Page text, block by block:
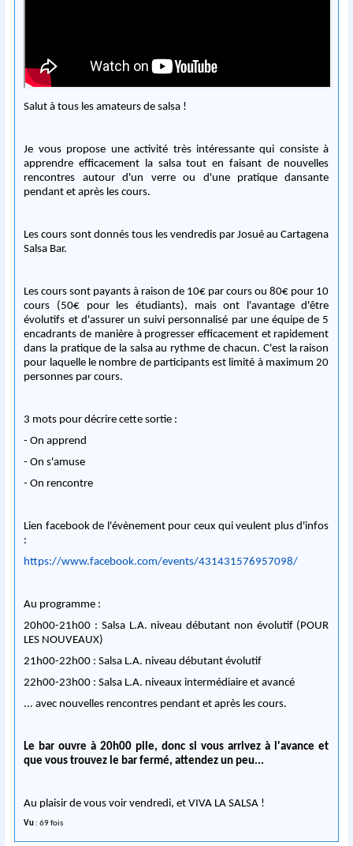
Salut à tous les amateurs de salsa !
Je vous propose une activité très intéressante qui consiste à
apprendre efficacement la salsa tout en faisant de nouvelles
rencontres autour d'un verre ou d'une pratique dansante
pendant et après les cours.
Les cours sont donnés tous les vendredis par Josué au Cartagena
Salsa Bar.
Les cours sont payants à raison de 10€ par cours ou 80€ pour 10
cours (50€ pour les étudiants), mais ont l'avantage d'être
évolutifs et d'assurer un suivi personnalisé par une équipe de 5
encadrants de manière à progresser efficacement et rapidement
dans la pratique de la salsa au rythme de chacun. C'est la raison
pour laquelle le nombre de participants est limité à maximum 20
personnes par cours.
3 mots pour décrire cette sortie :
- On apprend
- On s'amuse
- On rencontre
Lien facebook de l'évènement pour ceux qui veulent plus d'infos
:
https://www.facebook.com/events/431431576957098/
Au programme :
20h00-21h00 : Salsa L.A. niveau débutant non évolutif (POUR
LES NOUVEAUX)
21h00-22h00 : Salsa L.A. niveau débutant évolutif
22h00-23h00 : Salsa L.A. niveaux intermédiaire et avancé
... avec nouvelles rencontres pendant et après les cours.
Le bar ouvre à 20h00 pile, donc si vous arrivez à l'avance et
que vous trouvez le bar fermé, attendez un peu...
Au plaisir de vous voir vendredi, et VIVA LA SALSA !
Vu : 69 fois